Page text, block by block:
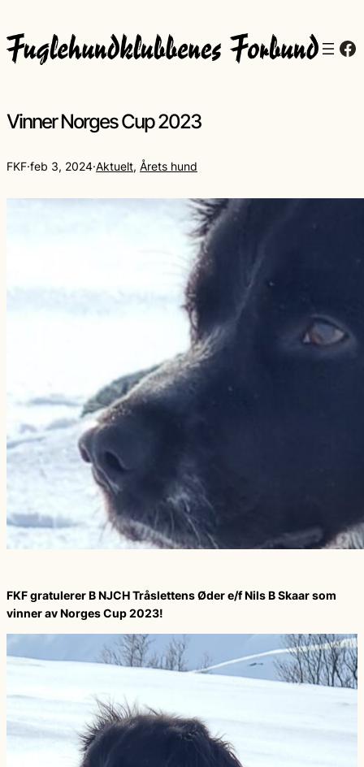
Vinner Norges Cup 2023
FKF·feb 3, 2024·Aktuelt, Årets hund
FKF gratulerer B NJCH Tråslettens Øder e/f Nils B Skaar som
vinner av Norges Cup 2023!